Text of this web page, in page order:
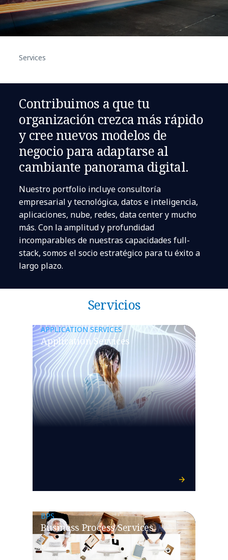
Services
Contribuimos a que tu
organización crezca más rápido
y cree nuevos modelos de
negocio para adaptarse al
cambiante panorama digital.
Nuestro portfolio incluye consultoría
empresarial y tecnológica, datos e inteligencia,
aplicaciones, nube, redes, data center y mucho
más. Con la amplitud y profundidad
incomparables de nuestras capacidades full-
stack, somos el socio estratégico para tu éxito a
largo plazo.
Servicios
APPLICATION SERVICES
Application Services
BPS
Business Process Services